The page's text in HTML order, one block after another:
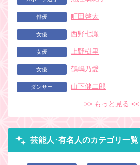
俳優 町田啓太
女優 西野七瀬
女優 上野樹里
女優 鶴嶋乃愛
ダンサー 山下健二郎
>> もっと見る <<
芸能人･有名人のカテゴリ一覧